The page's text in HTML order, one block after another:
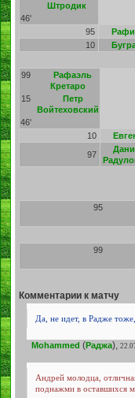
Штродик
46'
95
10
99
Рафаэль
Кретаро
15
Петр
Войтеховский
46'
10
97
95
99
Комментарии к матчу
Да, не идет, в Радже
Mohammed (Раджа),
Андрей молодца,
поднажми в оставшихся